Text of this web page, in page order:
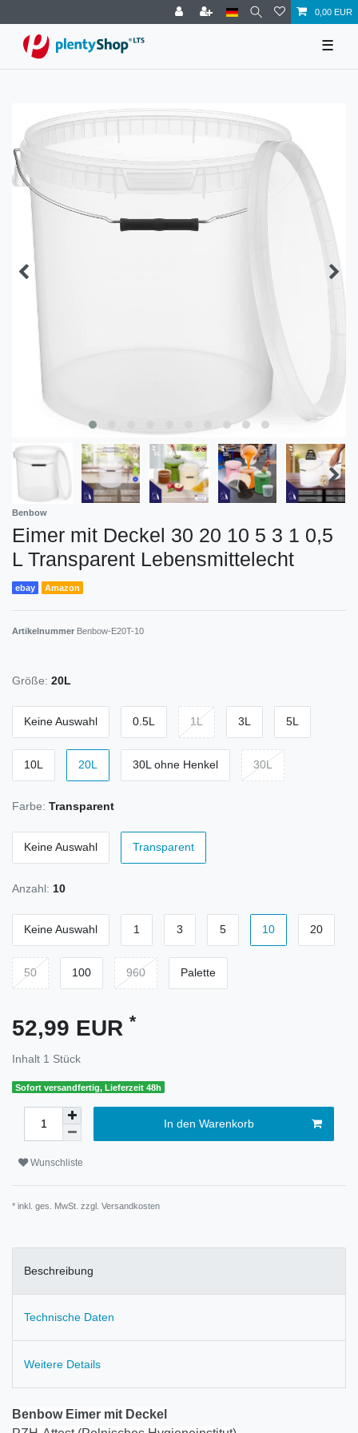
0,00 EUR
☰
Benbow
Eimer mit Deckel 30 20 10 5 3 1 0,5
L Transparent Lebensmittelecht
ebay Amazon
Artikelnummer Benbow-E20T-10
Größe: 20L
Keine Auswahl 0.5L 1L 3L 5L
10L 20L 30L ohne Henkel 30L
Farbe: Transparent
Keine Auswahl Transparent
Anzahl: 10
Keine Auswahl 1 3 5 10 20
50 100 960 Palette
52,99 EUR *
Inhalt 1 Stück
Sofort versandfertig, Lieferzeit 48h
In den Warenkorb
Wunschliste
* inkl. ges. MwSt. zzgl. Versandkosten
Beschreibung
Technische Daten
Weitere Details
Benbow Eimer mit Deckel